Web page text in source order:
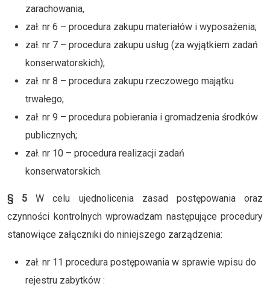
zarachowania,
zał. nr 6 – procedura zakupu materiałów i wyposażenia;
zał. nr 7 – procedura zakupu usług (za wyjątkiem zadań
konserwatorskich);
zał. nr 8 – procedura zakupu rzeczowego majątku
trwałego;
zał. nr 9 – procedura pobierania i gromadzenia środków
publicznych;
zał. nr 10 – procedura realizacji zadań
konserwatorskich.
§ 5 W celu ujednolicenia zasad postępowania oraz
czynności kontrolnych wprowadzam następujące procedury
stanowiące załączniki do niniejszego zarządzenia:
zał. nr 11 procedura postępowania w sprawie wpisu do
rejestru zabytków :